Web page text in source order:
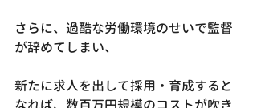
さらに、過酷な労働環境のせいで監督
が辞めてしまい、
新たに求人を出して採用・育成すると